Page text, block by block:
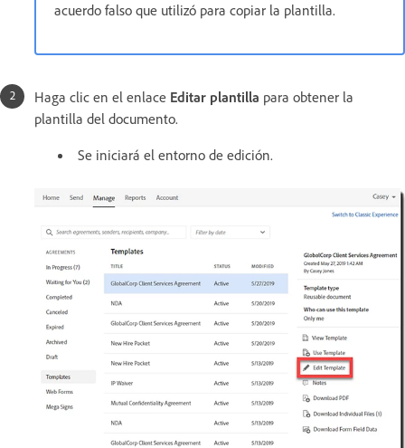
acuerdo falso que utilizó para copiar la plantilla.
Haga clic en el enlace Editar plantilla para obtener la
plantilla del documento.
Se iniciará el entorno de edición.